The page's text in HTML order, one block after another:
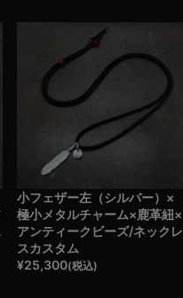
小フェザー左（シルバー）×
極小メタルチャーム×鹿革紐×
アンティークビーズ/ネックレ
スカスタム
¥25,300(税込)